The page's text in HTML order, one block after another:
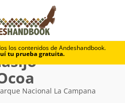
los contenidos de Andeshandbook.
tu prueba gratuita.
Amasijo-Portezuelo Ocoa
Nacional La Campana